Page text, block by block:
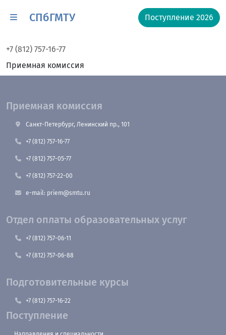
СПбГМТУ Поступление 2026
+7 (812) 757-16-77
Приемная комиссия
Приемная комиссия
Санкт-Петербург, Ленинский пр., 101
+7 (812) 757-16-77
+7 (812) 757-05-77
+7 (812) 757-22-00
e-mail: priem@smtu.ru
Отдел оплаты образовательных услуг
+7 (812) 757-06-11
+7 (812) 757-06-88
Подготовительные курсы
+7 (812) 757-16-22
Поступление